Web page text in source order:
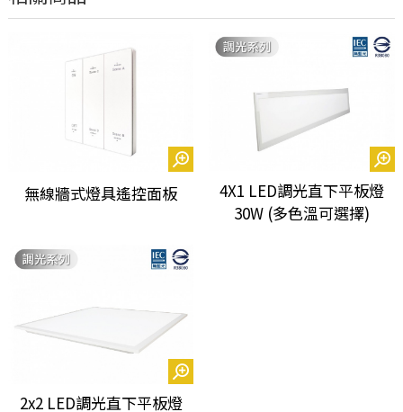
無線牆式燈具遙控面板
4X1 LED調光直下平板燈
30W (多色溫可選擇)
2x2 LED調光直下平板燈